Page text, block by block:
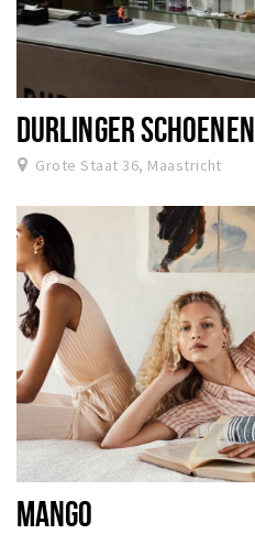
DURLINGER SCHOENEN
Grote Staat 36, Maastricht
MANGO